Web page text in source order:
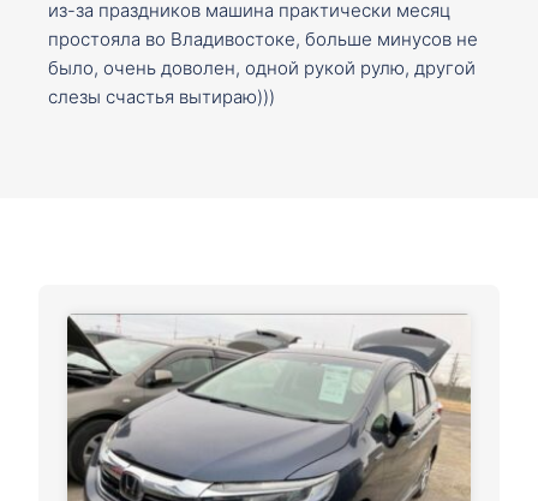
из-за праздников машина практически месяц
простояла во Владивостоке, больше минусов не
было, очень доволен, одной рукой рулю, другой
слезы счастья вытираю)))